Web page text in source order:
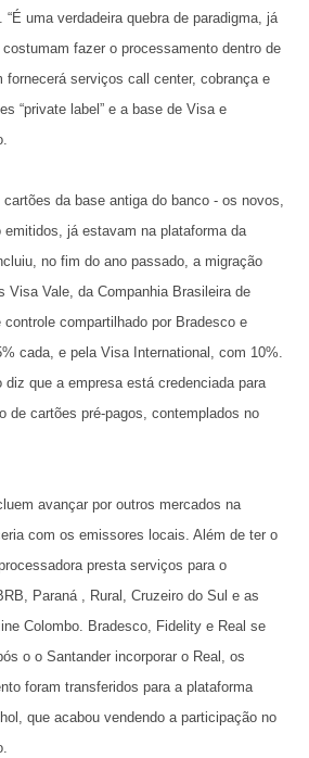
“É uma verdadeira quebra de paradigma, já
fazer o processamento dentro de
fornecerá serviços call center, cobrança e
“private label” e a base de Visa e
da base antiga do banco - os novos,
emitidos, já estavam na plataforma da
no fim do ano passado, a migração
Visa Vale, da Companhia Brasileira de
compartilhado por Bradesco e
cada, e pela Visa International, com 10%.
diz que a empresa está credenciada para
de cartões pré-pagos, contemplados no
avançar por outros mercados na
com os emissores locais. Além de ter o
presta serviços para o
Paraná , Rural, Cruzeiro do Sul e as
Colombo. Bradesco, Fidelity e Real se
o o Santander incorporar o Real, os
foram transferidos para a plataforma
que acabou vendendo a participação no